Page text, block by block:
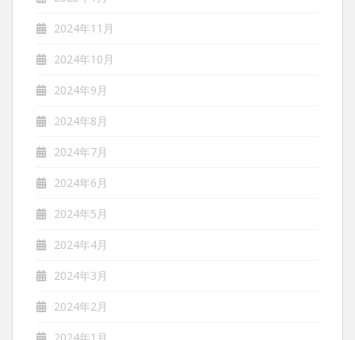
2024年11月
2024年10月
2024年9月
2024年8月
2024年7月
2024年6月
2024年5月
2024年4月
2024年3月
2024年2月